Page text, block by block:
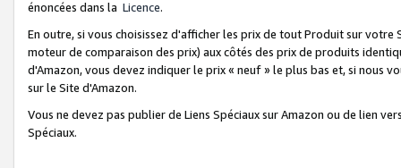
énoncées dans la Licence.
En outre, si vous choisissez d'afficher les prix de tout Produit sur
moteur de comparaison des prix) aux côtés des prix de produits
d'Amazon, vous devez indiquer le prix « neuf » le plus bas et, si nous
sur le Site d'Amazon.
Vous ne devez pas publier de Liens Spéciaux sur Amazon ou de lien
Spéciaux.